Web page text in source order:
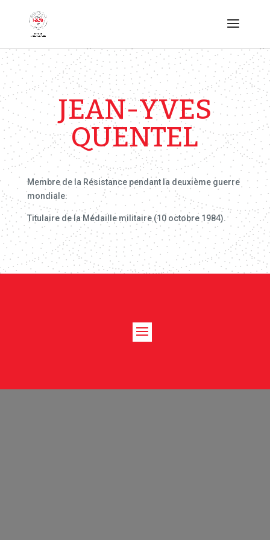
JEAN-YVES
QUENTEL
Membre de la Résistance pendant la deuxième guerre
mondiale.
Titulaire de la Médaille militaire (10 octobre 1984).